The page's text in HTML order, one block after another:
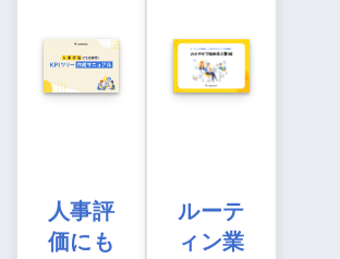
人事評
価にも
ルーテ
ィン業